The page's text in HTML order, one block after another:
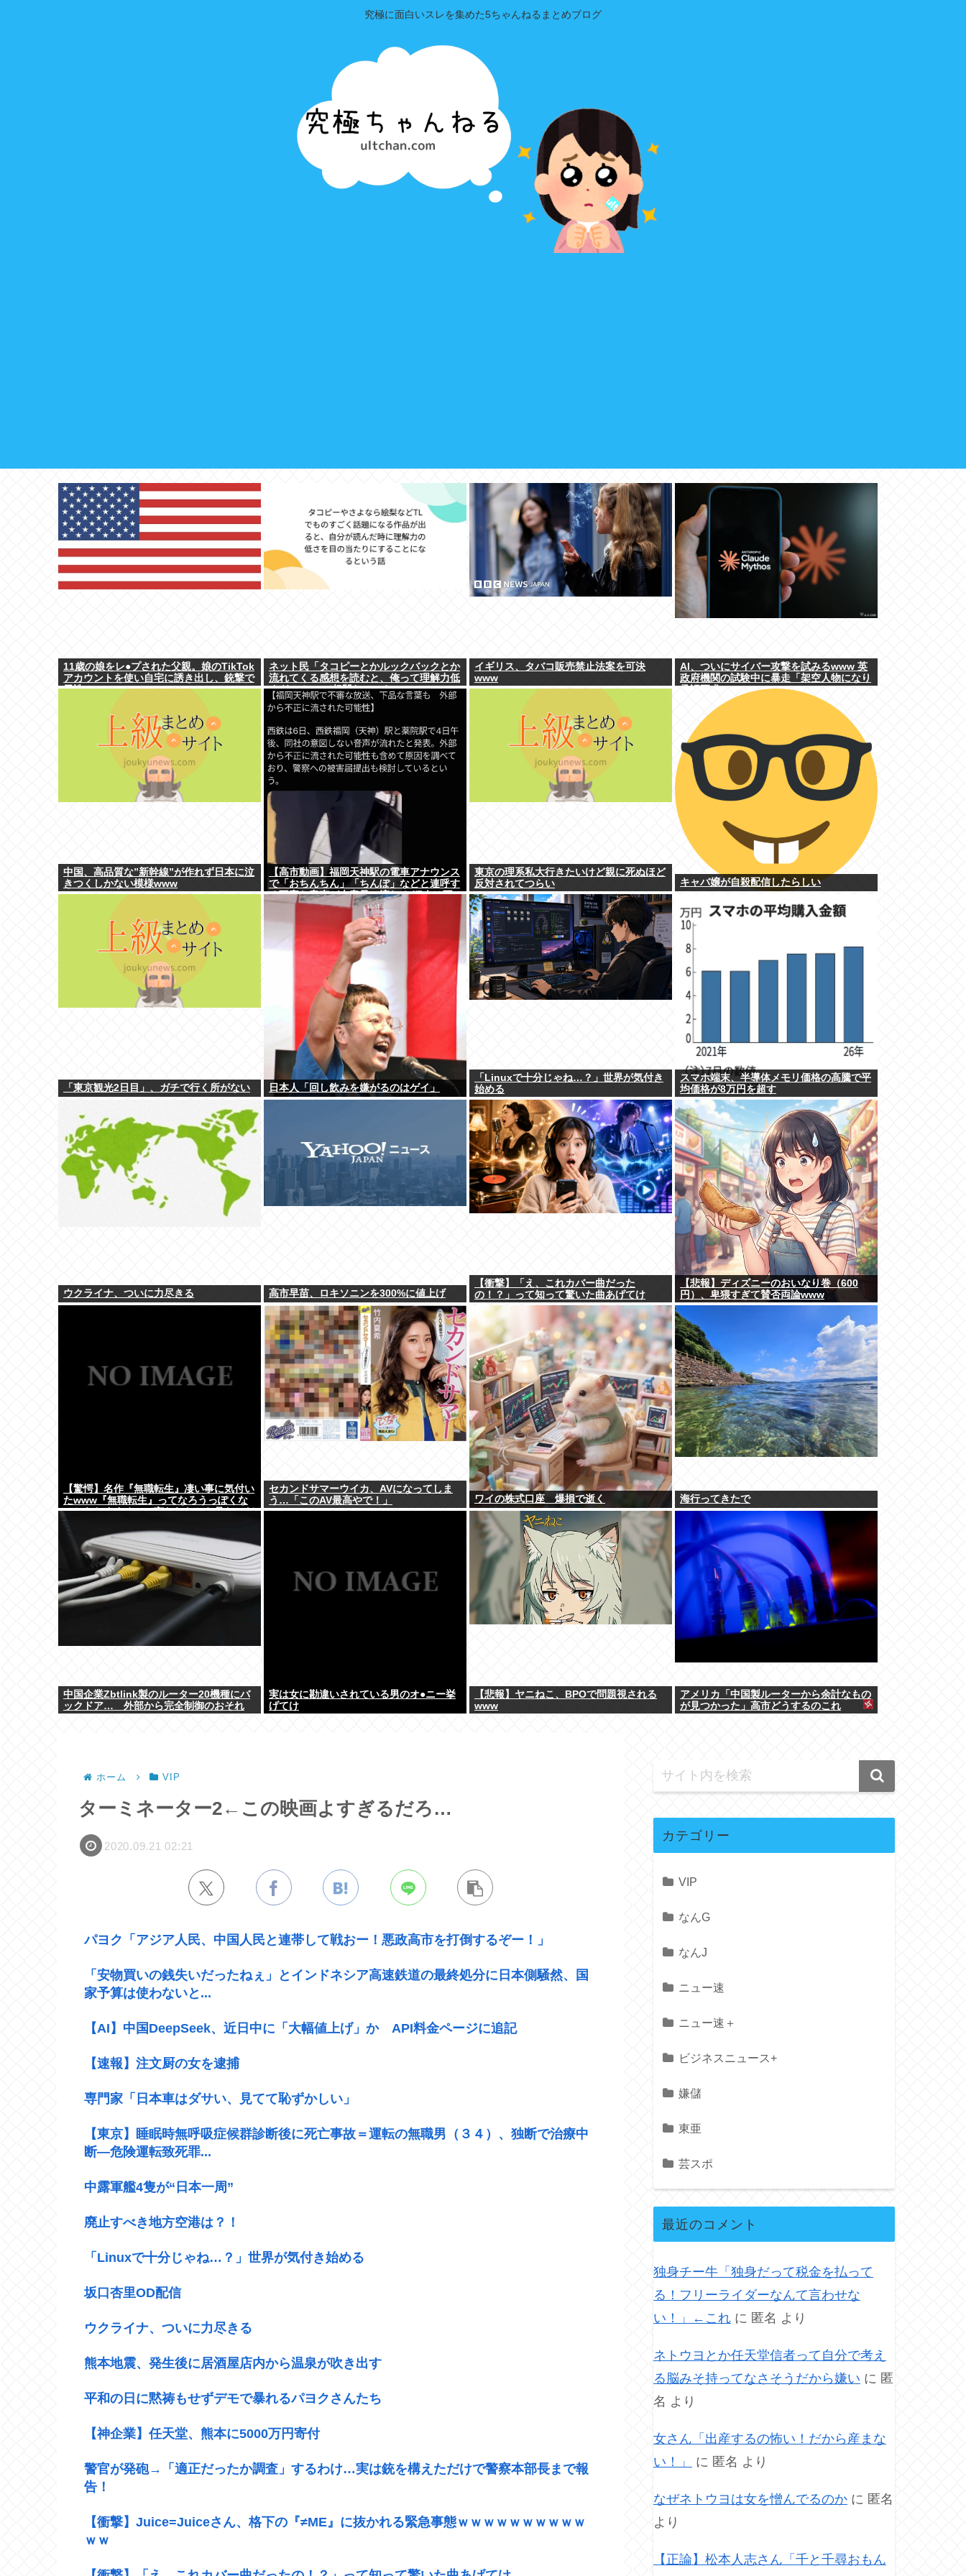
究極に面白いスレを集めた5ちゃんねるまとめブログ
11歳の娘をレ●プされた父親。娘のTikTok
アカウントを使い自宅に誘き出し、銃撃で
天誅！
ネット民「タコピーとかルックバックとか
流れてくる感想を読むと、俺って理解力低
すぎ！？ って超凹む。つらい」
イギリス、タバコ販売禁止法案を可決
www
AI、ついにサイバー攻撃を試みるwww 英
政府機関の試験中に暴走「架空人物になり
中国、高品質な”新幹線”が作れず日本に泣
きつくしかない模様www
【高市動画】福岡天神駅の電車アナウンス
で「おちんちん」「ちんぽ」などと連呼す
る不審な音声が大音量で流れる 犯人は不
東京の理系私大行きたいけど親に死ぬほど
反対されてつらい
キャバ嬢が自殺配信したらしい
「東京観光2日目」、ガチで行く所がない 日本人「回し飲みを嫌がるのはゲイ」
「Linuxで十分じゃね…？」世界が気付き
始める
スマホ端末、半導体メモリ価格の高騰で平
均価格が8万円を超す
ウクライナ、ついに力尽きる 高市早苗、ロキソニンを300%に値上げ
【衝撃】「え、これカバー曲だった
の！？」って知って驚いた曲あげてけ
【悲報】ディズニーのおいなり巻（600
円）、卑猥すぎて賛否両論www
【驚愕】名作『無職転生』凄い事に気付い
たwww『無職転生』ってなろうっぽくな
いからおすすめって言われたから見たのだ
けど…もしかして…
セカンドサマーウイカ、AVになってしま
う…「このAV最高やで！」
ワイの株式口座 爆損で逝く 海行ってきたで
中国企業Zbtlink製のルーター20機種にバ
ックドア… 外部から完全制御のおそれ
実は女に勘違いされている男のオ●ニー挙
げてけ
【悲報】ヤニねこ、BPOで問題視される
www
アメリカ「中国製ルーターから余計なもの
が見つかった」高市どうするのこれ
ホーム VIP
ターミネーター2←この映画よすぎるだろ…
2020.09.21 02:21
パヨク「アジア人民、中国人民と連帯して戦おー！悪政高市を打倒するぞー！」
「安物買いの銭失いだったねぇ」とインドネシア高速鉄道の最終処分に日本側騒然、国
家予算は使わないと...
【AI】中国DeepSeek、近日中に「大幅値上げ」か API料金ページに追記
【速報】注文厨の女を逮捕
専門家「日本車はダサい、見てて恥ずかしい」
【東京】睡眠時無呼吸症候群診断後に死亡事故＝運転の無職男（３４）、独断で治療中
断―危険運転致死罪...
中露軍艦4隻が“日本一周”
廃止すべき地方空港は？！
「Linuxで十分じゃね…？」世界が気付き始める
坂口杏里OD配信
ウクライナ、ついに力尽きる
熊本地震、発生後に居酒屋店内から温泉が吹き出す
平和の日に黙祷もせずデモで暴れるパヨクさんたち
【神企業】任天堂、熊本に5000万円寄付
警官が発砲→「適正だったか調査」するわけ…実は銃を構えただけで警察本部長まで報
告！
【衝撃】Juice=Juiceさん、格下の『≠ME』に抜かれる緊急事態ｗｗｗｗｗｗｗｗｗｗ
ｗｗ
カテゴリー
VIP
なんG
なんJ
ニュー速
ニュー速＋
ビジネスニュース+
嫌儲
東亜
芸スポ
最近のコメント
独身チー牛「独身だって税金を払って
る！フリーライダーなんて言わせな
い！」←これ に 匿名 より
ネトウヨとか任天堂信者って自分で考え
る脳みそ持ってなさそうだから嫌い に 匿
名 より
女さん「出産するの怖い！だから産まな
い！」
に 匿名 より
なぜネトウヨは女を憎んでるのか に 匿名
より
【正論】松本人志さん「千と千尋おもん